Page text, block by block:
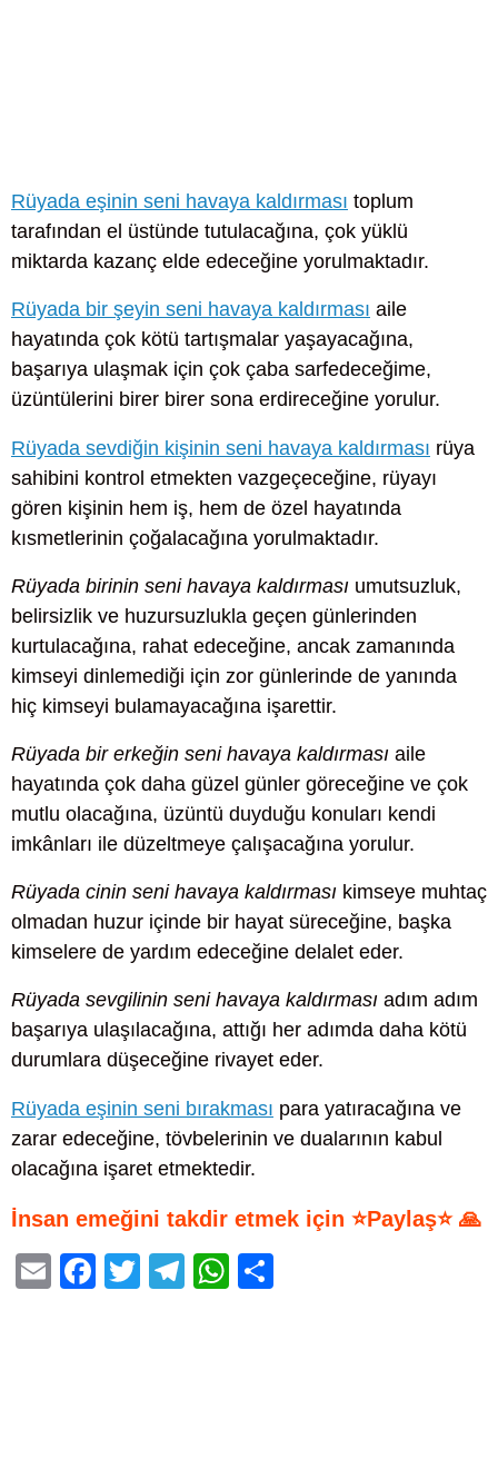
Rüyada eşinin seni havaya kaldırması toplum
tarafından el üstünde tutulacağına, çok yüklü
miktarda kazanç elde edeceğine yorulmaktadır.
Rüyada bir şeyin seni havaya kaldırması aile
hayatında çok kötü tartışmalar yaşayacağına,
başarıya ulaşmak için çok çaba sarfedeceğime,
üzüntülerini birer birer sona erdireceğine yorulur.
Rüyada sevdiğin kişinin seni havaya kaldırması rüya
sahibini kontrol etmekten vazgeçeceğine, rüyayı
gören kişinin hem iş, hem de özel hayatında
kısmetlerinin çoğalacağına yorulmaktadır.
Rüyada birinin seni havaya kaldırması umutsuzluk,
belirsizlik ve huzursuzlukla geçen günlerinden
kurtulacağına, rahat edeceğine, ancak zamanında
kimseyi dinlemediği için zor günlerinde de yanında
hiç kimseyi bulamayacağına işarettir.
Rüyada bir erkeğin seni havaya kaldırması aile
hayatında çok daha güzel günler göreceğine ve çok
mutlu olacağına, üzüntü duyduğu konuları kendi
imkânları ile düzeltmeye çalışacağına yorulur.
Rüyada cinin seni havaya kaldırması kimseye muhtaç
olmadan huzur içinde bir hayat süreceğine, başka
kimselere de yardım edeceğine delalet eder.
Rüyada sevgilinin seni havaya kaldırması adım adım
başarıya ulaşılacağına, attığı her adımda daha kötü
durumlara düşeceğine rivayet eder.
Rüyada eşinin seni bırakması para yatıracağına ve
zarar edeceğine, tövbelerinin ve dualarının kabul
olacağına işaret etmektedir.
İnsan emeğini takdir etmek için ⭐Paylaş⭐ 🙏
E
F
T
T
W